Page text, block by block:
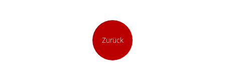
Zurück